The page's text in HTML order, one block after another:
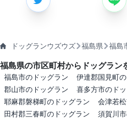
ドッグランウズウズ 福島県 福島
福島県の市区町村からドッグラン
福島市のドッグラン
伊達郡国見町
郡山市のドッグラン
喜多方市のド
耶麻郡磐梯町のドッグラン
会津若
田村郡三春町のドッグラン
須賀川